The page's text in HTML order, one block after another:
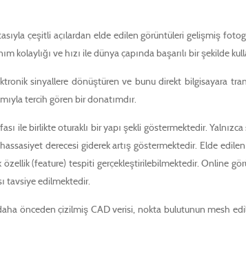
çeşitli açılardan elde edilen görüntüleri gelişmiş
ve hızı ile dünya çapında başarılı bir şekilde
sinyallere dönüştüren ve bunu direkt bilgisayara
tercih gören bir donatımdır.
ile birlikte oturaklı bir yapı şekli göstermektedir.
derecesi giderek artış göstermektedir. Elde
(feature) tespiti gerçekleştirilebilmektedir. Online
tavsiye edilmektedir.
önceden çizilmiş CAD verisi, nokta bulutunun mesh